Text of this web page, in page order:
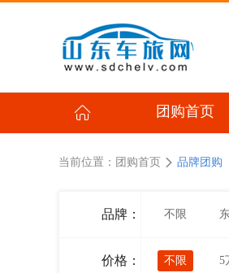
团购首页
当前位置： 团购首页 品牌团购
品牌： 不限
价格： 不限 5